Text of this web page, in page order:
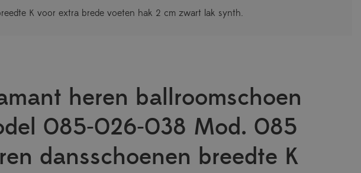
K voor extra brede voeten hak 2 cm zwart lak synth.
heren ballroomschoen
085-026-038 Mod. 085
dansschoenen breedte K